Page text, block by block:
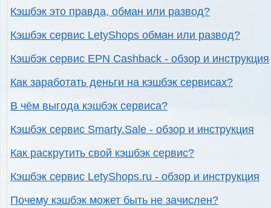
Кэшбэк это правда, обман или развод?
Кэшбэк сервис LetyShops обман или развод?
Кэшбэк сервис EPN Cashback - обзор и инструкция
Как заработать деньги на кэшбэк сервисах?
В чём выгода кэшбэк сервиса?
Кэшбэк сервис Smarty.Sale - обзор и инструкция
Как раскрутить свой кэшбэк сервис?
Кэшбэк сервис LetyShops.ru - обзор и инструкция
Почему кэшбэк может быть не зачислен?